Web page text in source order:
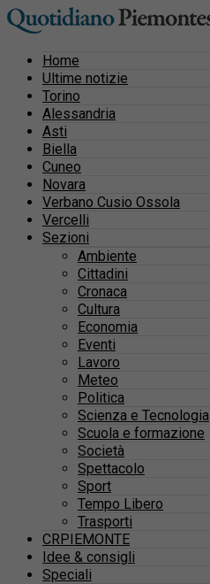
Home
Ultime notizie
Torino
Alessandria
Asti
Biella
Cuneo
Novara
Verbano Cusio Ossola
Vercelli
Sezioni
Ambiente
Cittadini
Cronaca
Cultura
Economia
Eventi
Lavoro
Meteo
Politica
Scienza e Tecnologia
Scuola e formazione
Società
Spettacolo
Sport
Tempo Libero
Trasporti
CRPIEMONTE
Idee & consigli
Speciali